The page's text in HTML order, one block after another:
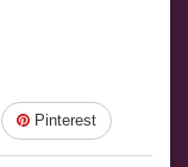
Pinterest